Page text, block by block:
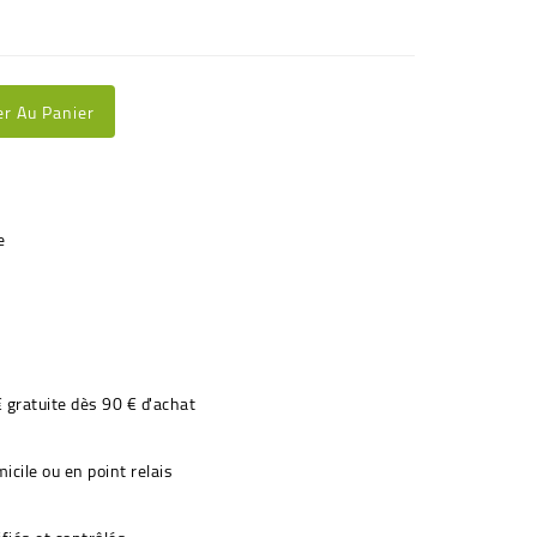
Au Panier
dès 90 € d'achat
ou en point relais